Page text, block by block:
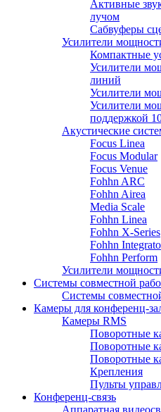
Активные
лучом
Сабвуферы
Усилители
Компактные
Усилители
линий
Усилители
Усилители
поддержкой
Акустические
Focus Linea
Focus Modular
Focus Venue
Fohhn ARC
Fohhn Airea
Media Scale
Fohhn Linea
Fohhn X-Series
Fohhn Integrato
Fohhn Perform
Усилители
Системы совместной
Системы
Камеры для конференц-
Камеры RMS
Поворотные
Поворотные
Поворотные
Крепления
Пульты
Конференц-связь
Аппаратная